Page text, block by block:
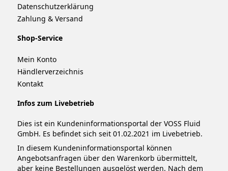
Datenschutzerklärung
Zahlung & Versand
Shop-Service
Mein Konto
Händlerverzeichnis
Kontakt
Infos zum Livebetrieb
Dies ist ein Kundeninformationsportal der VOSS Fluid
GmbH. Es befindet sich seit 01.02.2021 im Livebetrieb.
In diesem Kundeninformationsportal können
Angebotsanfragen über den Warenkorb übermittelt,
aber keine Bestellungen ausgelöst werden. Nach dem